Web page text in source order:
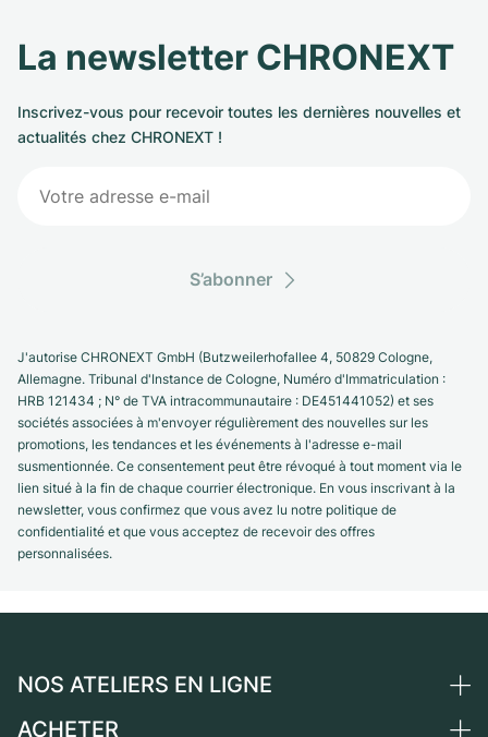
La newsletter CHRONEXT
Inscrivez-vous pour recevoir toutes les dernières nouvelles et
actualités chez CHRONEXT !
S’abonner
J'autorise CHRONEXT GmbH (Butzweilerhofallee 4, 50829 Cologne,
Allemagne. Tribunal d'Instance de Cologne, Numéro d'Immatriculation :
HRB 121434 ; N° de TVA intracommunautaire : DE451441052) et ses
sociétés associées à m'envoyer régulièrement des nouvelles sur les
promotions, les tendances et les événements à l'adresse e-mail
susmentionnée. Ce consentement peut être révoqué à tout moment via le
lien situé à la fin de chaque courrier électronique. En vous inscrivant à la
newsletter, vous confirmez que vous avez lu notre politique de
confidentialité et que vous acceptez de recevoir des offres
personnalisées.
NOS ATELIERS EN LIGNE
Allemagne
ACHETER